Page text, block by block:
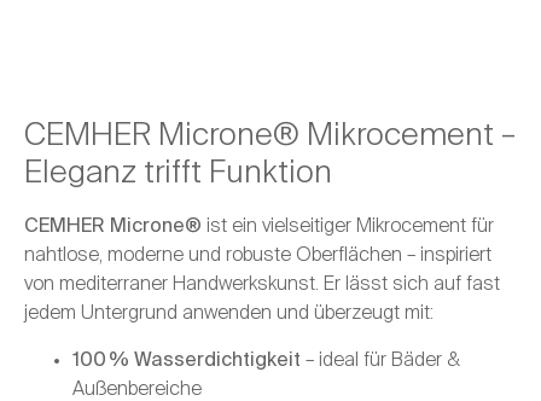
CEMHER Microne® Mikrocement –
Eleganz trifft Funktion
CEMHER Microne® ist ein vielseitiger Mikrocement für
nahtlose, moderne und robuste Oberflächen – inspiriert
von mediterraner Handwerkskunst. Er lässt sich auf fast
jedem Untergrund anwenden und überzeugt mit:
100 % Wasserdichtigkeit – ideal für Bäder &
Außenbereiche